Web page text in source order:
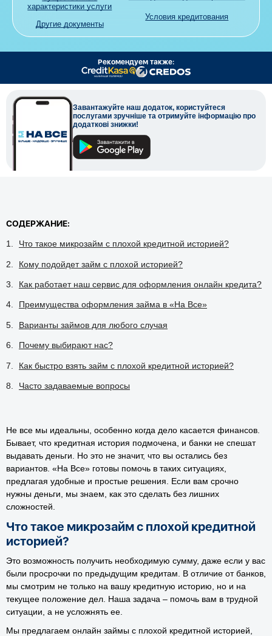
характеристики услуги
Другие документы
Условия кредитования
Рекомендуем также:
Завантажуйте наш додаток, користуйтеся
послугами зручніше та отримуйте інформацію про
додаткові знижки!
СОДЕРЖАНИЕ:
Что такое микрозайм с плохой кредитной историей?
Кому подойдет займ с плохой историей?
Как работает наш сервис для оформления онлайн кредита?
Преимущества оформления займа в «На Все»
Варианты займов для любого случая
Почему выбирают нас?
Как быстро взять займ с плохой кредитной историей?
Часто задаваемые вопросы
Не все мы идеальны, особенно когда дело касается финансов.
Бывает, что кредитная история подмочена, и банки не спешат
выдавать деньги. Но это не значит, что вы остались без
вариантов. «На Все» готовы помочь в таких ситуациях,
предлагая удобные и простые решения. Если вам срочно
нужны деньги, мы знаем, как это сделать без лишних
сложностей.
Что такое микрозайм с плохой кредитной
историей?
Это возможность получить необходимую сумму, даже если у вас
были просрочки по предыдущим кредитам. В отличие от банков,
мы смотрим не только на вашу кредитную историю, но и на
текущее положение дел. Наша задача – помочь вам в трудной
ситуации, а не усложнять ее.
Мы предлагаем онлайн займы с плохой кредитной историей,